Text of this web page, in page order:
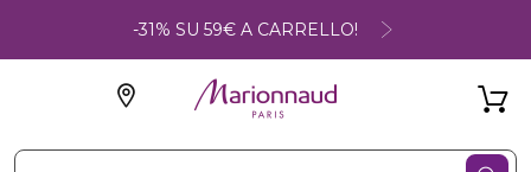
-31% SU 59€ A CARRELLO!